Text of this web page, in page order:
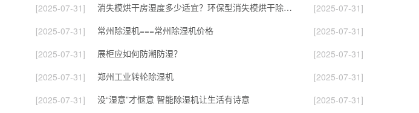
[2025-07-31] 消失模烘干房湿度多少适宜？环保型消失模烘干除湿一体机 白模
[2025-07-31]
[2025-07-31] 常州除湿机===常州除湿机价格
[2025-07-31]
[2025-07-31] 展柜应如何防潮防湿？
[2025-07-31]
[2025-07-31] 郑州工业转轮除湿机
[2025-07-31]
[2025-07-31] 没“湿意”才惬意 智能除湿机让生活有诗意
[2025-07-31]